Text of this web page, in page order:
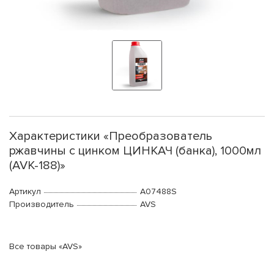
Характеристики «Преобразователь
ржавчины с цинком ЦИНКАЧ (банка), 1000мл
(AVK-188)»
Артикул
A07488S
Производитель
AVS
Все товары «AVS»